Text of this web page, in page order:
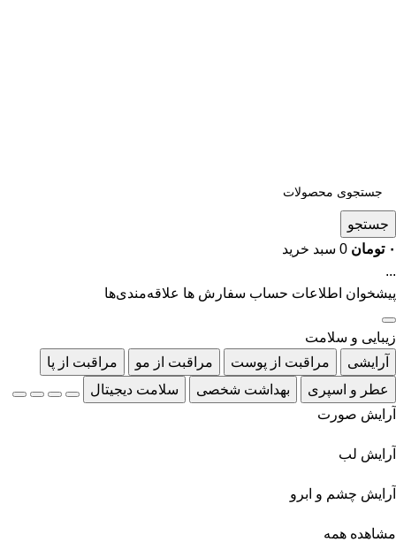
جستجو
۰ تومان 0 سبد خرید
...
پیشخوان اطلاعات حساب سفارش ها علاقه‌مندی‌ها
زیبایی و سلامت
آرایشی
مراقبت از پوست مراقبت از مو
مراقبت از پا
عطر و اسپری
بهداشت شخصی
سلامت دیجیتال
آرایش صورت
آرایش لب
آرایش چشم و ابرو
مشاهده همه